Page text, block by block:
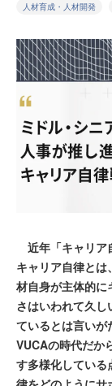
人材育成・人材開発
近年「キャリア
キャリア自律と
材自身が主体的に
さはいわれて久
ているとは言いが
VUCAの時代だか
す多様化している